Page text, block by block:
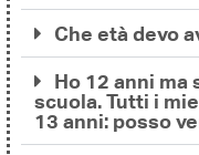
Che età devo
Ho 12 anni ma
scuola. Tutti i
13 anni: posso